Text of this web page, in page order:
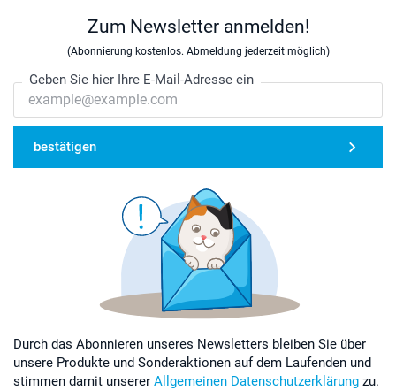
Zum Newsletter anmelden!
(Abonnierung kostenlos. Abmeldung jederzeit möglich)
Geben Sie hier Ihre E-Mail-Adresse ein
bestätigen
Durch das Abonnieren unseres Newsletters bleiben Sie über
unsere Produkte und Sonderaktionen auf dem Laufenden und
stimmen damit unserer Allgemeinen Datenschutzerklärung zu.